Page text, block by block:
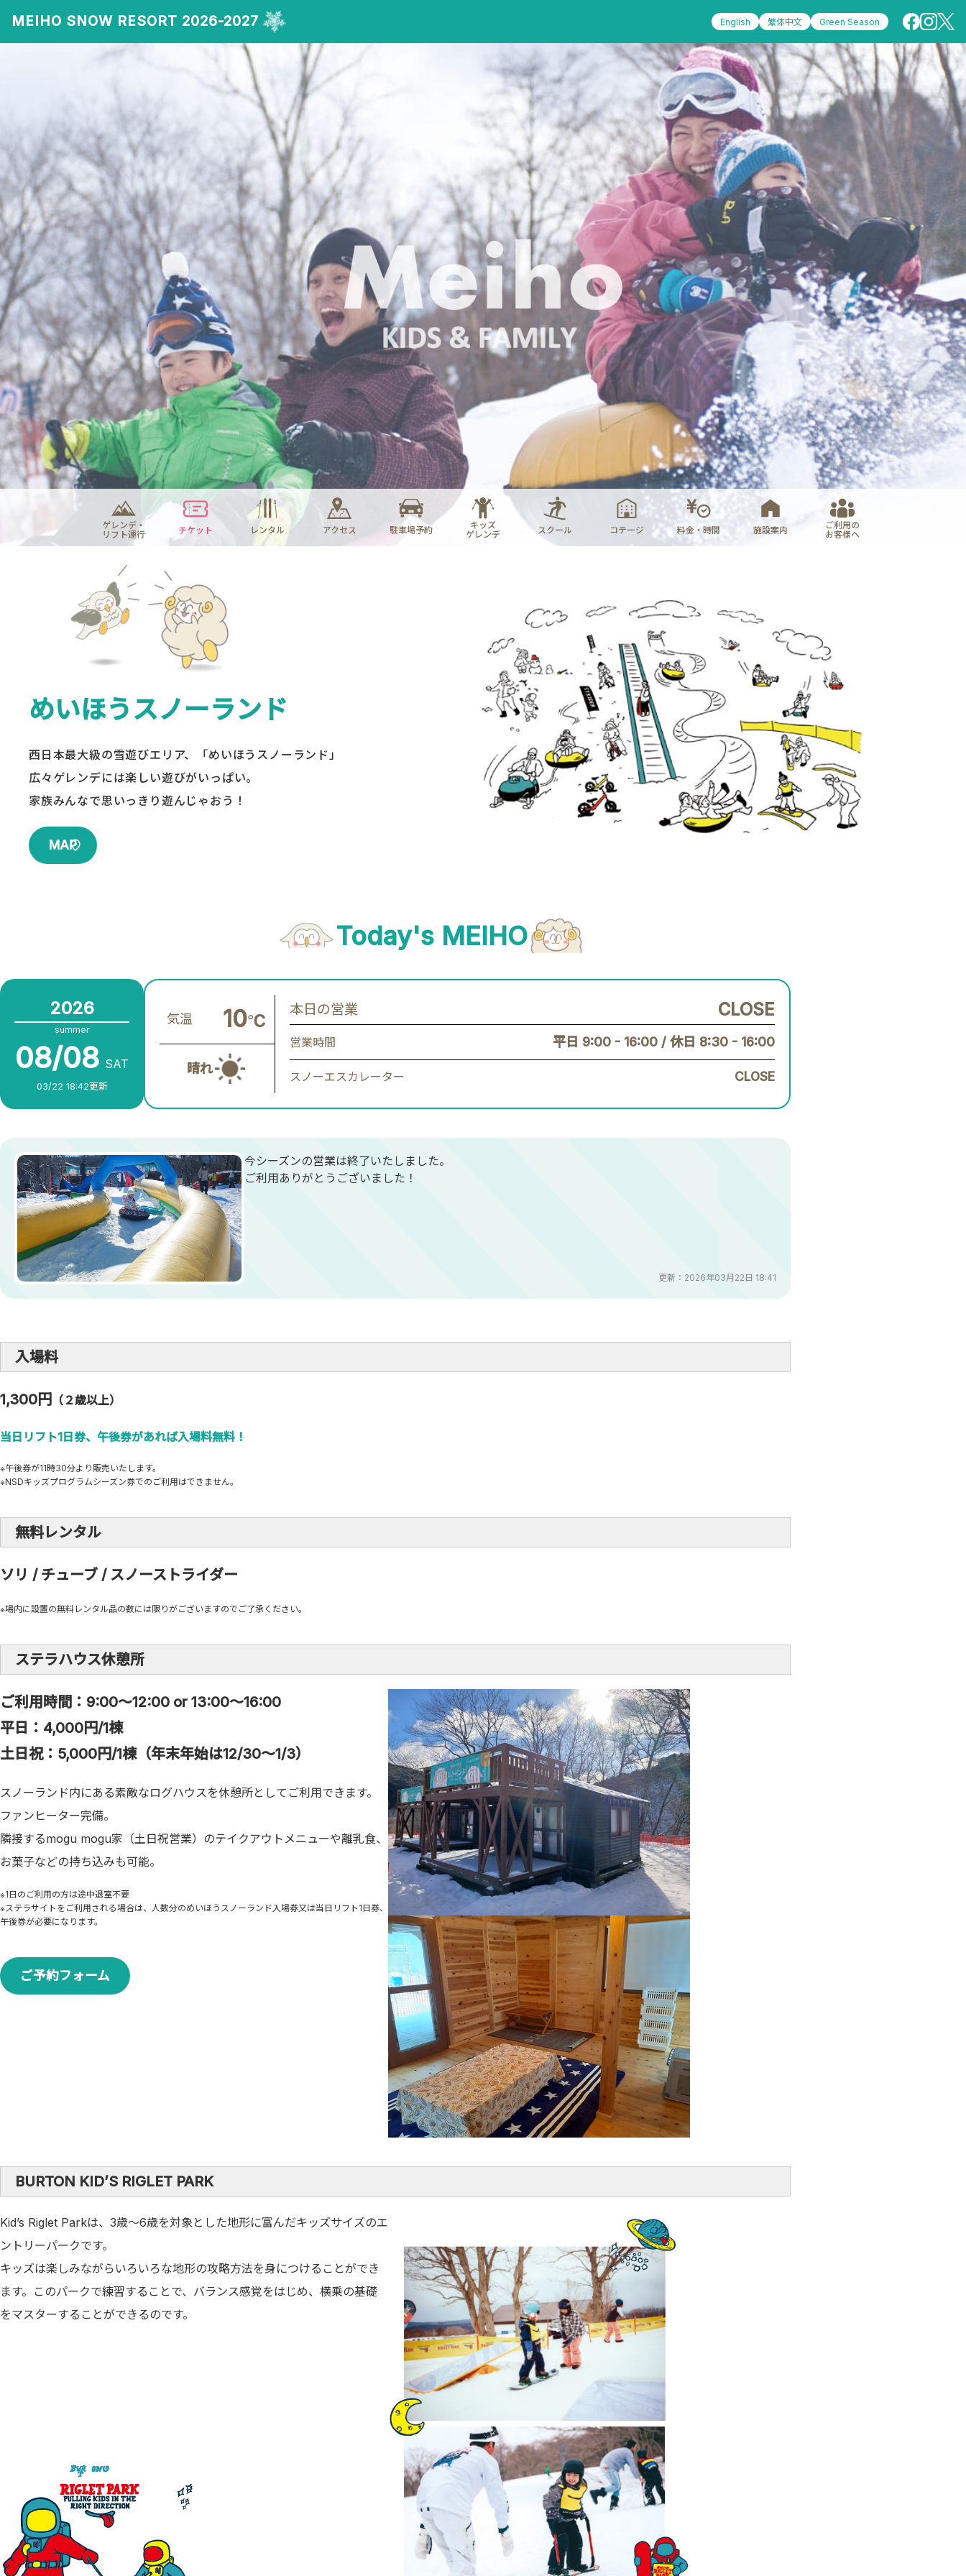
MEIHO SNOW RESORT 2026-2027 English 繁体中文 Green Season
ゲレンデ・
リフト運行
チケット レンタル アクセス 駐車場予約
キッズ
ゲレンデ
スクール コテージ 料金・時間 施設案内
ご利用の
お客様へ
めいほうスノーランド
西日本最大級の雪遊びエリア、「めいほうスノーランド」
広々ゲレンデには楽しい遊びがいっぱい。
家族みんなで思いっきり遊んじゃおう！
MAP
Today's MEIHO
2026
summer
08/08 SAT
03/22 18:42更新
気温 10℃
晴れ
本日の営業 CLOSE
営業時間 平日 9:00 - 16:00 / 休日 8:30 - 16:00
スノーエスカレーター CLOSE
今シーズンの営業は終了いたしました。
ご利用ありがとうございました！
更新：2026年03月22日 18:41
入場料
1,300円 （２歳以上）
当日リフト1日券、午後券があれば入場料無料！
※午後券が11時30分より販売いたします。
※NSDキッズプログラムシーズン券でのご利用はできません。
無料レンタル
ソリ / チューブ / スノーストライダー
※場内に設置の無料レンタル品の数には限りがございますのでご了承ください。
ステラハウス休憩所
ご利用時間：9:00～12:00 or 13:00～16:00
平日：4,000円/1棟
土日祝：5,000円/1棟（年末年始は12/30～1/3）
スノーランド内にある素敵なログハウスを休憩所としてご利用できます。
ファンヒーター完備。
隣接するmogu mogu家（土日祝営業）のテイクアウトメニューや離乳食、
お菓子などの持ち込みも可能。
※1日のご利用の方は途中退室不要
※ステラサイトをご利用される場合は、人数分のめいほうスノーランド入場券又は当日リフト1日券、
午後券が必要になります。
ご予約フォーム
BURTON KID’S RIGLET PARK
Kid’s Riglet Parkは、3歳～6歳を対象とした地形に富んだキッズサイズのエ
ントリーパークです。
キッズは楽しみながらいろいろな地形の攻略方法を身につけることができ
ます。このパークで練習することで、バランス感覚をはじめ、横乗の基礎
をマスターすることができるのです。